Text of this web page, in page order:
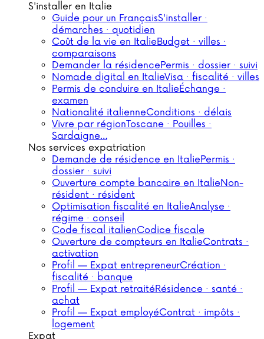
S'installer en Italie
Guide pour un FrançaisS'installer ·
démarches · quotidien
Coût de la vie en ItalieBudget · villes ·
comparaisons
Demander la résidencePermis · dossier · suivi
Nomade digital en ItalieVisa · fiscalité · villes
Permis de conduire en ItalieÉchange ·
examen
Nationalité italienneConditions · délais
Vivre par régionToscane · Pouilles ·
Sardaigne…
Nos services expatriation
Demande de résidence en ItaliePermis ·
dossier · suivi
Ouverture compte bancaire en ItalieNon-
résident · résident
Optimisation fiscalité en ItalieAnalyse ·
régime · conseil
Code fiscal italienCodice fiscale
Ouverture de compteurs en ItalieContrats ·
activation
Profil — Expat entrepreneurCréation ·
fiscalité · banque
Profil — Expat retraitéRésidence · santé ·
achat
Profil — Expat employéContrat · impôts ·
logement
Expat